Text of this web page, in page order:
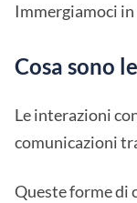
Immergiamoci
Cosa sono
Le interazioni
comunicazioni
Queste forme di